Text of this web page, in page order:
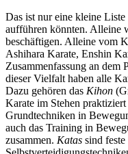
Das ist nur eine kleine
aufführen könnten. Alleine
beschäftigen. Alleine vom
Ashihara Karate, Enshin
Zusammenfassung an dem
dieser Vielfalt haben alle
Dazu gehören das Kihon
Karate im Stehen
Grundtechniken in
auch das Training in
zusammen. Katas sind